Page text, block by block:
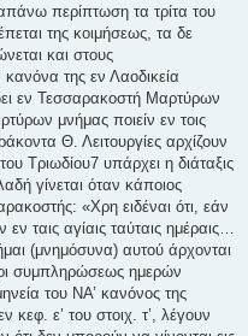
περίπτωση τα τρίτα του
της κοιμήσεως, τα δε
και στους
της εν Λαοδικεία
εν Τεσσαρακοστή Μαρτύρων
μνήμας ποιείν εν τοις
Θ. Λειτουργίες αρχίζουν
Τριωδίου7 υπάρχει η διάταξις
γίνεται όταν κάποιος
«Χρη ειδέναι ότι, εάν
ταις αγίαις ταύταις ημέραις…
(μνημόσυνα) αυτού άρχονται
συμπληρώσεως ημερών
του ΝΑ’ κανόνος της
κεφ. ε’ του στοιχ. τ’, λέγουν